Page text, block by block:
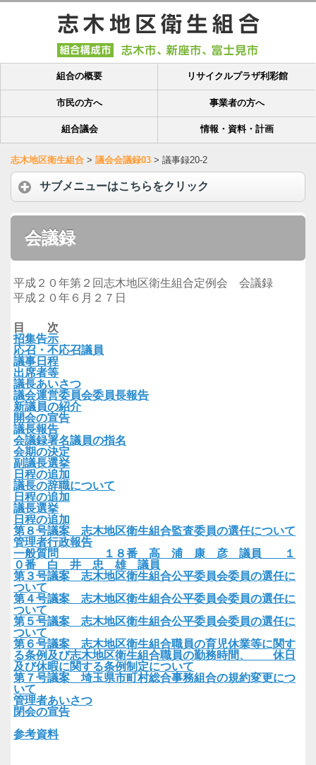
組合の概要 リサイクルプラザ利彩館
市民の方へ 事業者の方へ
組合議会 情報・資料・計画
志木地区衛生組合 > 議会会議録03 > 議事録20-2
サブメニューはこちらをクリック
会議録
平成２０年第２回志木地区衛生組合定例会 会議録
平成２０年６月２７日
目 次
招集告示
応召・不応召議員
議事日程
出席者等
議長あいさつ
議会運営委員会委員長報告
新議員の紹介
開会の宣告
議長報告
会議録署名議員の指名
会期の決定
副議長選挙
日程の追加
議長の辞職について
日程の追加
議長選挙
日程の追加
第８号議案 志木地区衛生組合監査委員の選任について
管理者行政報告
一般質問 １８番 高 浦 康 彦 議員 １
０番 白 井 忠 雄 議員
第３号議案 志木地区衛生組合公平委員会委員の選任に
ついて
第４号議案 志木地区衛生組合公平委員会委員の選任に
ついて
第５号議案 志木地区衛生組合公平委員会委員の選任に
ついて
第６号議案 志木地区衛生組合職員の育児休業等に関す
る条例及び志木地区衛生組合職員の勤務時間、 休日
及び休暇に関する条例制定について
第７号議案 埼玉県市町村総合事務組合の規約変更につ
いて
管理者あいさつ
閉会の宣告
参考資料